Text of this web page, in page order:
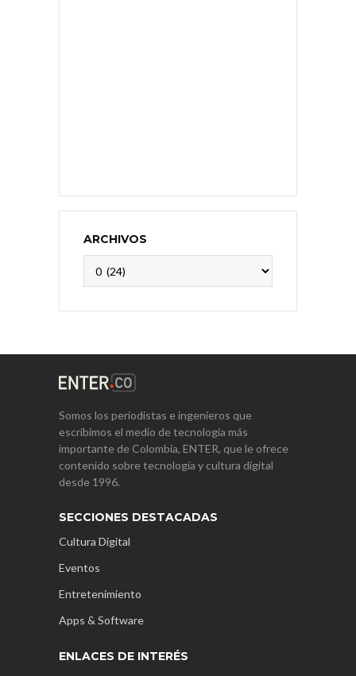
ARCHIVOS
Somos los periodistas e ingenieros que
escribimos el medio de tecnología más
importante de Colombia, ENTER, que le ofrece
contenido sobre tecnología y cultura digital
desde 1996.
SECCIONES DESTACADAS
Cultura Digital
Eventos
Entretenimiento
Apps & Software
ENLACES DE INTERÉS